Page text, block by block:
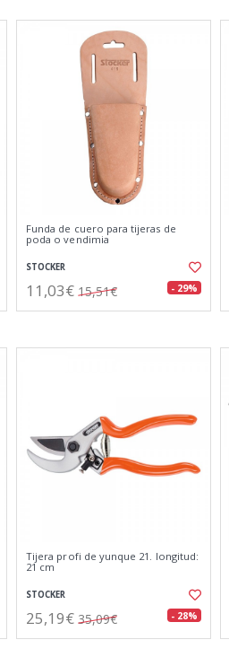
Funda de cuero para tijeras de
poda o vendimia
STOCKER
11,03€ 15,51€ - 29%
Tijera profi de yunque 21. longitud:
21 cm
STOCKER
25,19€ 35,09€ - 28%